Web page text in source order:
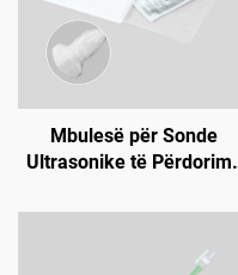
Mbulesë për Sonde
Ultrasonike të